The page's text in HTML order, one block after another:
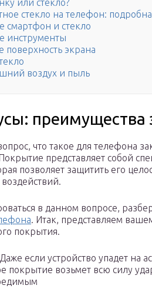
или стекло?
стекло на телефон:
смартфон и стекло
инструменты
поверхность экрана
воздух и пыль
преимущества
что такое для телефона
представляет собой
позволяет защитить его
в данном вопросе,
. Итак, представляем
покрытия.
если устройство упадет на
покрытие возьмет всю силу